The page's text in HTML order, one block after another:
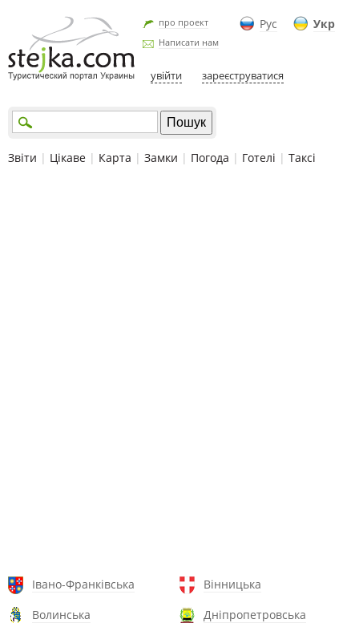
Рус Укр
про проект
Написати нам
увійти зареєструватися
Звіти | Цікаве | Карта | Замки | Погода | Готелі | Таксі
Івано-Франківська
Вінницька
Волинська
Дніпропетровська